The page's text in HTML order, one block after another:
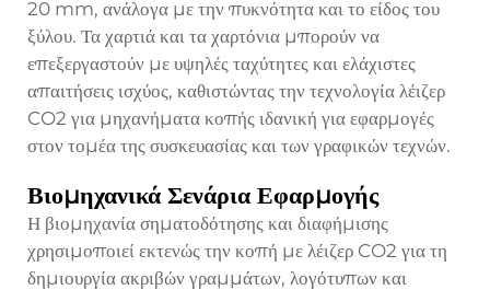
20 mm, ανάλογα με την πυκνότητα και το είδος του
ξύλου. Τα χαρτιά και τα χαρτόνια μπορούν να
επεξεργαστούν με υψηλές ταχύτητες και ελάχιστες
απαιτήσεις ισχύος, καθιστώντας την τεχνολογία λέιζερ
CO2 για μηχανήματα κοπής ιδανική για εφαρμογές
στον τομέα της συσκευασίας και των γραφικών τεχνών.
Βιομηχανικά Σενάρια Εφαρμογής
Η βιομηχανία σηματοδότησης και διαφήμισης
χρησιμοποιεί εκτενώς την κοπή με λέιζερ CO2 για τη
δημιουργία ακριβών γραμμάτων, λογότυπων και